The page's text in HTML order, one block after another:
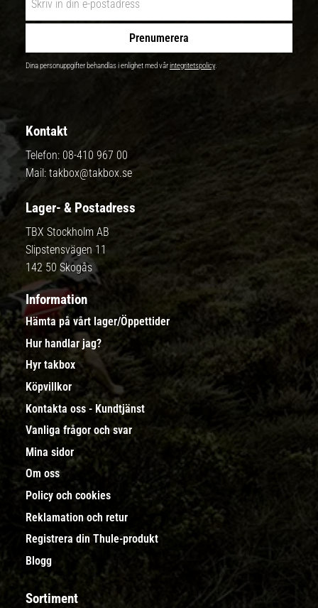
Prenumerera
Dina personuppgifter behandlas i enlighet med vårintegritetspolicy.
Kontakt
Telefon: 08-410 967 00
Mail: takbox@takbox.se
Lager- & Postadress
TBX Stockholm AB
Slipstensvägen 11
142 50 Skogås
Information
Hämta på vårt lager/Öppettider
Hur handlar jag?
Hyr takbox
Köpvillkor
Kontakta oss - Kundtjänst
Vanliga frågor och svar
Mina sidor
Om oss
Policy och cookies
Reklamation och retur
Registrera din Thule-produkt
Blogg
Sortiment